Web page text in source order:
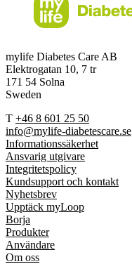
mylife Diabetes Care AB
Elektrogatan 10, 7 tr
171 54 Solna
Sweden
T +46 8 601 25 50
info@mylife-diabetescare.se
Informationssäkerhet
Ansvarig utgivare
Integritetspolicy
Kundsupport och kontakt
Nyhetsbrev
Upptäck myLoop
Borja
Produkter
Användare
Om oss